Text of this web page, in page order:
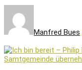
Manfred Bues